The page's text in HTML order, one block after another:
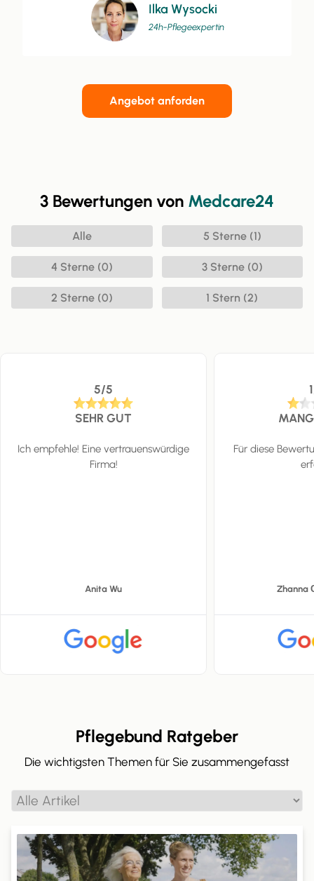
3 Bewertungen von Medcare24
Alle 5 Sterne (1)
4 Sterne (0) 3 Sterne (0)
2 Sterne (0) 1 Stern (2)
5/5
SEHR GUT
Ich empfehle! Eine vertrauenswürdige
Firma!
Anita Wu
Für diese
Zhanna
Pflegebund Ratgeber
Die wichtigsten Themen für Sie zusammengefasst
Ilka Wysocki
24h-Pflegeexpertin
Angebot anforden